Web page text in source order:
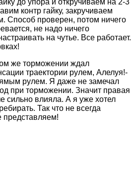
до упора и откручиваем на 2-3
контр гайку, закручиваем
Способ проверен, потом ничего
не надо ничего
на чутье. Все работает.
же торможении ждал
траектории рулем, Алелуя!-
рулем. Я даже не замечал
при торможении. Значит правая
сильно влияла. А я уже хотел
Так что не всегда
представляем!